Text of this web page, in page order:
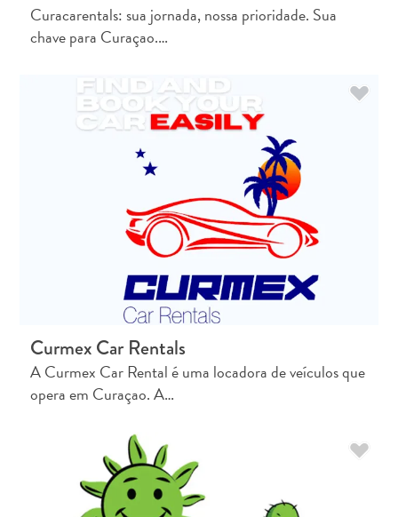
Curacarentals: sua jornada, nossa prioridade. Sua
chave para Curaçao.…
Curmex Car Rentals
A Curmex Car Rental é uma locadora de veículos que
opera em Curaçao. A…